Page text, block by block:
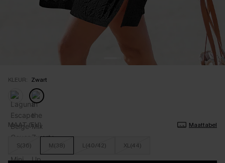
KLEUR: Zwart
MAAT (EU) Maattabel
S(36) M(38) L(40/42) XL(44)